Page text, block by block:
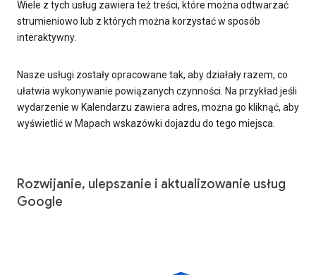
Wiele z tych usług zawiera też treści, które można odtwarzać
strumieniowo lub z których można korzystać w sposób
interaktywny.
Nasze usługi zostały opracowane tak, aby działały razem, co
ułatwia wykonywanie powiązanych czynności. Na przykład jeśli
wydarzenie w Kalendarzu zawiera adres, można go kliknąć, aby
wyświetlić w Mapach wskazówki dojazdu do tego miejsca.
Rozwijanie, ulepszanie i aktualizowanie usług
Google